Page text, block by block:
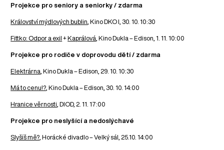
Projekce pro seniory a seniorky / zdarma
Království mýdlových bublin , Kino DKO I, 30. 10. 10:30
Fittko: Odpor a exil + Kaprálová , Kino Dukla – Edison, 1. 11. 10:00
Projekce pro rodiče v doprovodu dětí / zdarma
Elektrárna , Kino Dukla – Edison, 29. 10. 10:30
Má to cenu!? , Kino Dukla – Edison, 30. 10. 14:00
Hranice věrnosti , DIOD, 2. 11. 17:00
Projekce pro neslyšící a nedoslýchavé
Slyšíš mě? , Horácké divadlo – Velký sál, 25.10. 14:00